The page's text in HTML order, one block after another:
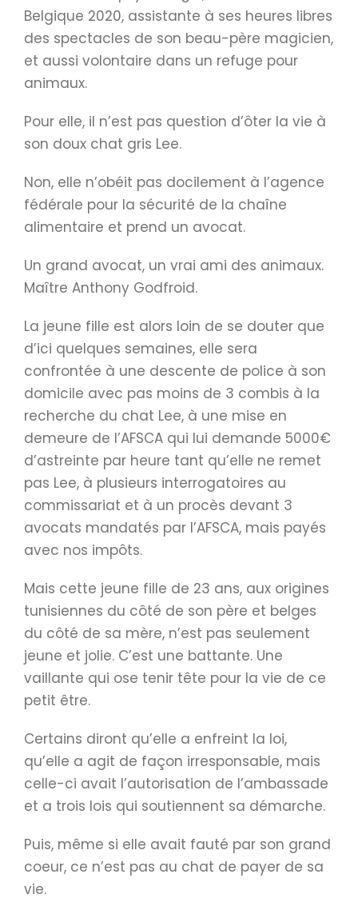
Belgique 2020, assistante à ses heures libres
des spectacles de son beau-père magicien,
et aussi volontaire dans un refuge pour
animaux.
Pour elle, il n’est pas question d’ôter la vie à
son doux chat gris Lee.
Non, elle n’obéit pas docilement à l’agence
fédérale pour la sécurité de la chaîne
alimentaire et prend un avocat.
Un grand avocat, un vrai ami des animaux.
Maître Anthony Godfroid.
La jeune fille est alors loin de se douter que
d’ici quelques semaines, elle sera
confrontée à une descente de police à son
domicile avec pas moins de 3 combis à la
recherche du chat Lee, à une mise en
demeure de l’AFSCA qui lui demande 5000€
d’astreinte par heure tant qu’elle ne remet
pas Lee, à plusieurs interrogatoires au
commissariat et à un procès devant 3
avocats mandatés par l’AFSCA, mais payés
avec nos impôts.
Mais cette jeune fille de 23 ans, aux origines
tunisiennes du côté de son père et belges
du côté de sa mère, n’est pas seulement
jeune et jolie. C’est une battante. Une
vaillante qui ose tenir tête pour la vie de ce
petit être.
Certains diront qu’elle a enfreint la loi,
qu’elle a agit de façon irresponsable, mais
celle-ci avait l’autorisation de l’ambassade
et a trois lois qui soutiennent sa démarche.
Puis, même si elle avait fauté par son grand
coeur, ce n’est pas au chat de payer de sa
vie.